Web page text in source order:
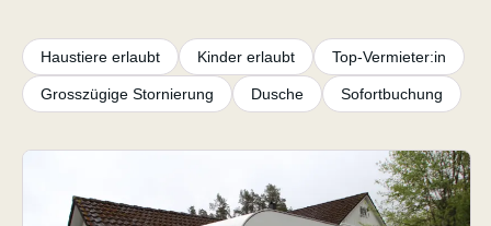
Haustiere erlaubt Kinder erlaubt Top-Vermieter:in
Grosszügige Stornierung Dusche Sofortbuchung